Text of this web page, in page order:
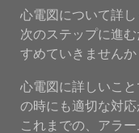
心電図について詳し
次のステップに進
すめていきませんか
心電図に詳しいこ
の時にも適切な対応
これまでの、アラ